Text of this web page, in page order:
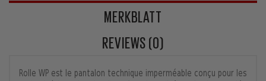
MERKBLATT
REVIEWS (0)
Rolle WP est le pantalon technique imperméable conçu pour les